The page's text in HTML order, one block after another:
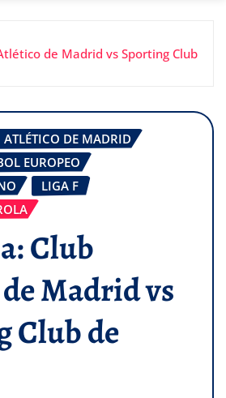
de Madrid vs Sporting Club
ATLÉTICO DE MADRID
EUROPEO
LIGA F
Club
Madrid vs
Club de